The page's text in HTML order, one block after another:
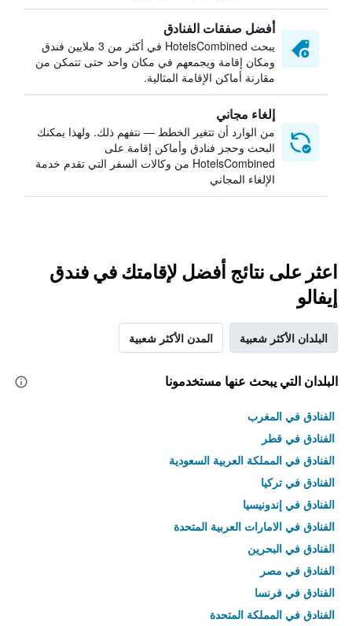
أفضل صفقات الفنادق
يبحث HotelsCombined في أكثر من 3 ملايين فندق
ومكان إقامة ويجمعهم في مكان واحد حتى تتمكن من
مقارنة أماكن الإقامة المثالية.
إلغاء مجاني
من الوارد أن تتغير الخطط — نتفهم ذلك. ولهذا يمكنك
البحث وحجز فنادق وأماكن إقامة على
HotelsCombined من وكالات السفر التي تقدم خدمة
الإلغاء المجاني
اعثر على نتائج أفضل لإقامتك في فندق
إيفالو
البلدان الأكثر شعبية المدن الأكثر شعبية
البلدان التي يبحث عنها مستخدمونا
الفنادق في المغرب
الفنادق في قطر
الفنادق في المملكة العربية السعودية
الفنادق في تركيا
الفنادق في إندونيسيا
الفنادق في الامارات العربية المتحدة
الفنادق في البحرين
الفنادق في مصر
الفنادق في فرنسا
الفنادق في المملكة المتحدة